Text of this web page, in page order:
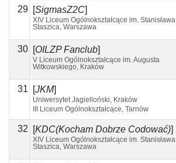
29 [SigmasZ2C]
XIV Liceum Ogólnokształcące im. Stanisława
Staszica, Warszawa
30 [OILZP Fanclub]
V Liceum Ogólnokształcące im. Augusta
Witkowskiego, Kraków
31 [JKM]
Uniwersytet Jagielloński, Kraków
III Liceum Ogólnokształcące, Tarnów
32 [KDC(Kocham Dobrze Codować)]
XIV Liceum Ogólnokształcące im. Stanisława
Staszica, Warszawa